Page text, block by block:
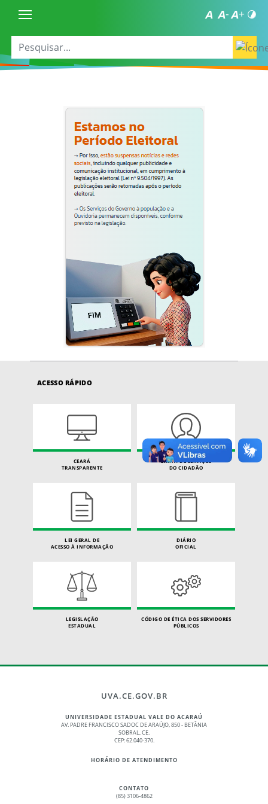
ACESSO RÁPIDO
CEARÁ
TRANSPARENTE
CARTA DE SERVIÇOS
DO CIDADÃO
LEI GERAL DE
ACESSO À INFORMAÇÃO
DIÁRIO
OFICIAL
LEGISLAÇÃO
ESTADUAL
CÓDIGO DE ÉTICA DOS SERVIDORES
PÚBLICOS
UVA.CE.GOV.BR
UNIVERSIDADE ESTADUAL VALE DO ACARAÚ
AV. PADRE FRANCISCO SADOC DE ARAÚJO, 850 - BETÂNIA
SOBRAL, CE.
CEP: 62.040-370.
HORÁRIO DE ATENDIMENTO
CONTATO
(85) 3106-4862